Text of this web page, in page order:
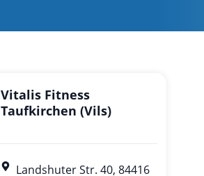
Vitalis Fitness
Taufkirchen (Vils)
Landshuter Str. 40, 84416